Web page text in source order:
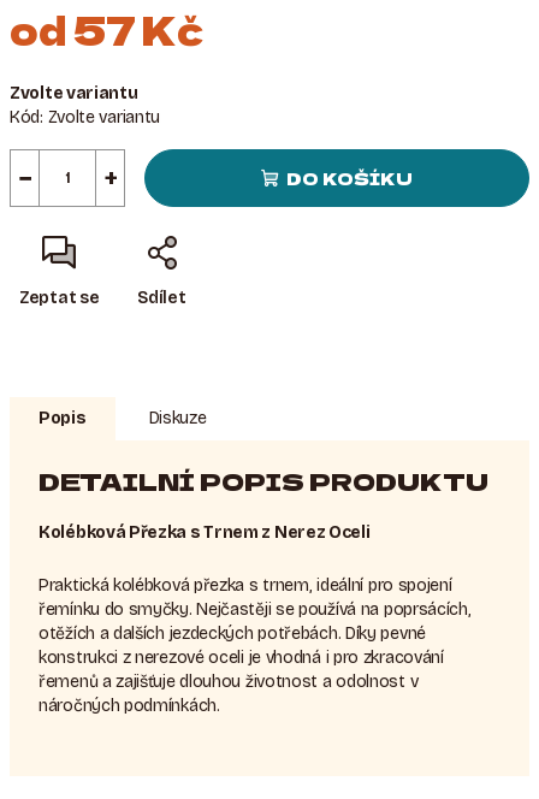
od57 Kč
cena:
Zvolte variantu
Kód: Zvolte variantu
+
− DO KOŠÍKU
Zeptat se Sdílet
Popis Diskuze
DETAILNÍ POPIS PRODUKTU
Kolébková Přezka s Trnem z Nerez Oceli
Praktická kolébková přezka s trnem, ideální pro spojení
řemínku do smyčky. Nejčastěji se používá na poprsácích,
otěžích a dalších jezdeckých potřebách. Díky pevné
konstrukci z nerezové oceli je vhodná i pro zkracování
řemenů a zajišťuje dlouhou životnost a odolnost v
náročných podmínkách.